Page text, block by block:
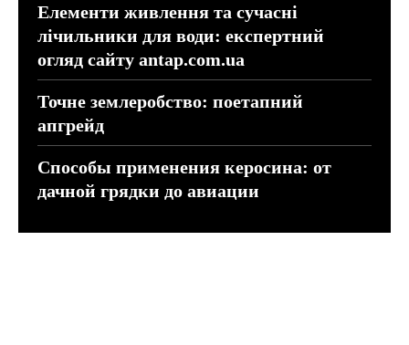
Елементи живлення та сучасні
лічильники для води: експертний
огляд сайту antap.com.ua
Точне землеробство: поетапний
апгрейд
Способы применения керосина: от
дачной грядки до авиации